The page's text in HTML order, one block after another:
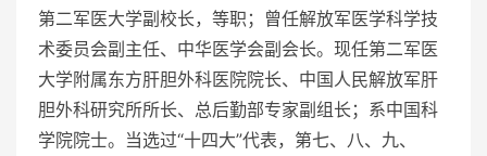
第二军医大学副校长，等职；曾任解放军医学科学技
术委员会副主任、中华医学会副会长。现任第二军医
大学附属东方肝胆外科医院院长、中国人民解放军肝
胆外科研究所所长、总后勤部专家副组长；系中国科
学院院士。当选过“十四大”代表，第七、八、九、